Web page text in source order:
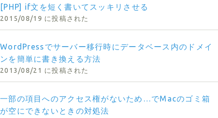
[PHP] if文を短く書いてスッキリさせる
2015/08/19 に投稿された
WordPressでサーバー移行時にデータベース内のドメイ
ンを簡単に書き換える方法
2013/08/21 に投稿された
一部の項目へのアクセス権がないため…でMacのゴミ箱
が空にできないときの対処法